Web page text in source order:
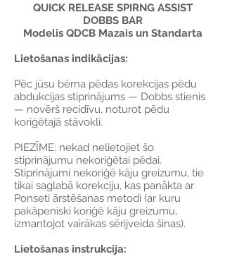
QUICK RELEASE SPIRNG ASSIST
DOBBS BAR
Modelis QDCB Mazais un Standarta
Lietošanas indikācijas:
Pēc jūsu bērna pēdas korekcijas pēdu
abdukcijas stiprinājums — Dobbs stienis
— novērš recidīvu, noturot pēdu
koriģētajā stāvoklī.
PIEZĪME: nekad nelietojiet šo
stiprinājumu nekoriģētai pēdai.
Stiprinājumi nekoriģē kāju greizumu, tie
tikai saglabā korekciju, kas panākta ar
Ponseti ārstēšanas metodi (ar kuru
pakāpeniski koriģē kāju greizumu,
izmantojot vairākas sērijveida šinas).
Lietošanas instrukcija: